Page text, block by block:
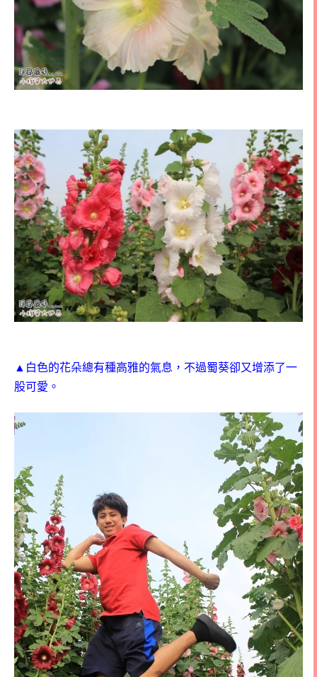
▲白色的花朵總有種高雅的氣息，不過蜀葵卻又增添了一
股可愛。